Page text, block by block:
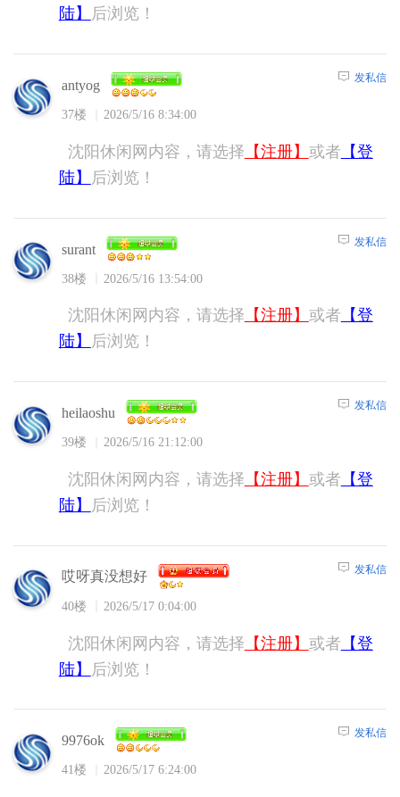
陆】 后浏览！
antyog
37楼 2026/5/16 8:34:00
发私信
沈阳休闲网内容，请选择 【注册】 或者 【登
陆】
后浏览！
surant
38楼 2026/5/16 13:54:00
发私信
沈阳休闲网内容，请选择 【注册】 或者 【登
陆】
后浏览！
heilaoshu
39楼 2026/5/16 21:12:00
发私信
沈阳休闲网内容，请选择 【注册】 或者 【登
陆】
后浏览！
哎呀真没想好
40楼 2026/5/17 0:04:00
发私信
沈阳休闲网内容，请选择 【注册】 或者 【登
陆】
后浏览！
9976ok
41楼 2026/5/17 6:24:00
发私信